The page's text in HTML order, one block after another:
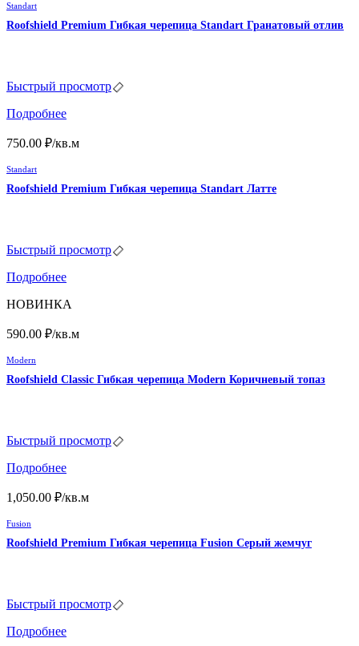
Standart
Roofshield Premium Гибкая черепица Standart Гранатовый отлив
Быстрый просмотр
Подробнее
750.00 ₽/кв.м
Standart
Roofshield Premium Гибкая черепица Standart Латте
Быстрый просмотр
Подробнее
НОВИНКА
590.00 ₽/кв.м
Modern
Roofshield Classic Гибкая черепица Modern Коричневый топаз
Быстрый просмотр
Подробнее
1,050.00 ₽/кв.м
Fusion
Roofshield Premium Гибкая черепица Fusion Серый жемчуг
Быстрый просмотр
Подробнее